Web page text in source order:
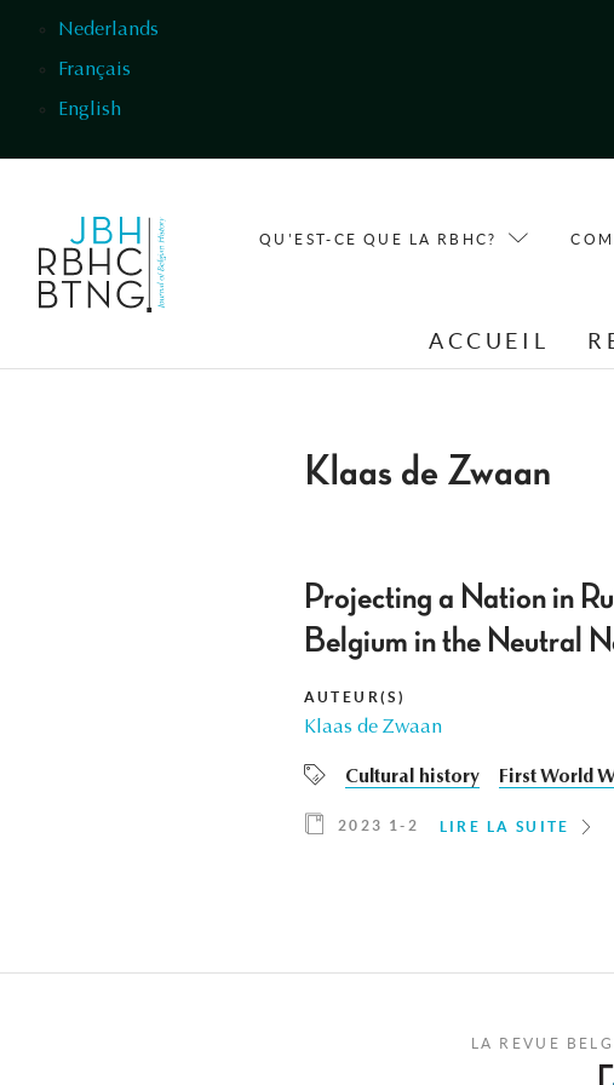
Nederlands
Français
English
QU'EST-CE QUE LA RBHC?
ACCUEIL
Klaas de Zwaan
Projecting a Nation in
Belgium in the Neutral
AUTEUR(S)
Klaas de Zwaan
Cultural history First World
2023 1-2 LIRE LA SUITE
LA REVUE